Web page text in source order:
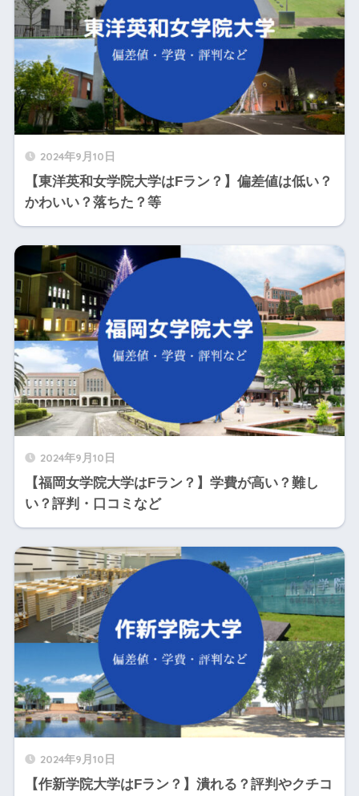
2024年9月10日
【東洋英和女学院大学はFラン？】偏差値は低い？
かわいい？落ちた？等
2024年9月10日
【福岡女学院大学はFラン？】学費が高い？難し
い？評判・口コミなど
2024年9月10日
【作新学院大学はFラン？】潰れる？評判やクチコ